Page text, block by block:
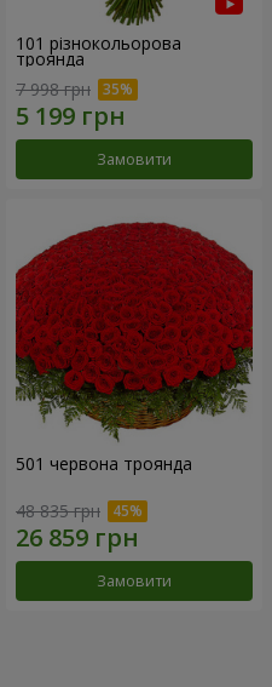
101 різнокольорова
троянда
7 998 грн
Замовити
501 червона троянда
48 835 грн
Замовити